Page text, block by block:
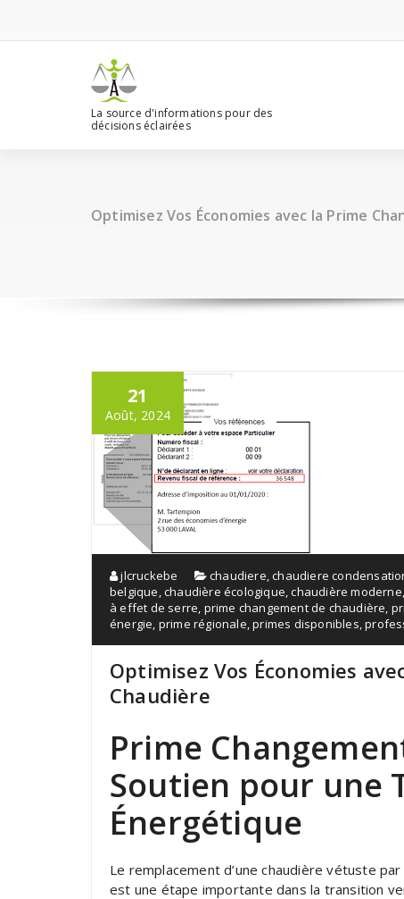
contenu
La source d'informations pour des
décisions éclairées
Optimisez Vos Économies avec la Prime
21
Août, 2024
jlcruckebe chaudiere,chaudiere
belgique,chaudière écologique,chaudière moderne
à effet de serre, prime changement de chaudière,
énergie, prime régionale,primes disponibles,
Optimisez Vos Économies
Chaudière
Prime
Soutien pour une
Énergétique
Le remplacement d’une chaudière vétuste
est une étape importante dans la transition